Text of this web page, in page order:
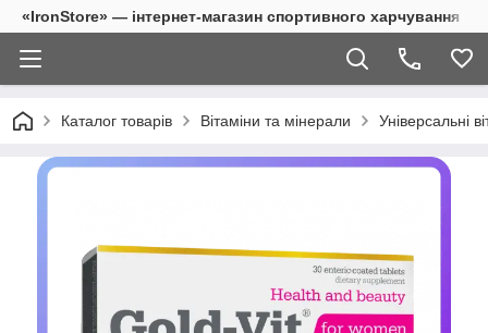
«IronStore» — інтернет-магазин спортивного харчування
Каталог товарів Вітаміни та мінерали Універсальні